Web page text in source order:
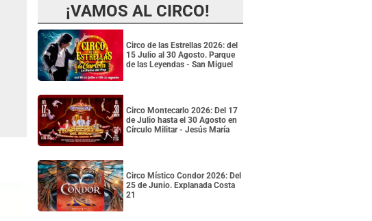
¡VAMOS AL CIRCO!
Circo de las Estrellas 2026: del
15 Julio al 30 Agosto. Parque
de las Leyendas - San Miguel
Circo Montecarlo 2026: Del 17
de Julio hasta el 30 Agosto en
Círculo Militar - Jesús María
Circo Místico Condor 2026: Del
25 de Junio. Explanada Costa
21